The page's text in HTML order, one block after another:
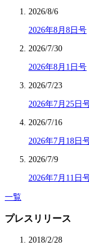
2026/8/6
2026年8月8日号
2026/7/30
2026年8月1日号
2026/7/23
2026年7月25日
2026/7/16
2026年7月18日
2026/7/9
2026年7月11日
一覧
プレスリリース
2018/2/28